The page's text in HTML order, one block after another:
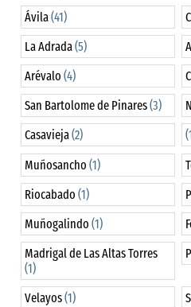
Ávila(41)
La Adrada(5)
Arévalo(4)
San Bartolome de Pinares(3)
Casavieja(2)
Muñosancho(1)
Riocabado(1)
Muñogalindo(1)
Madrigal de Las Altas Torres
(1)
Velayos(1)